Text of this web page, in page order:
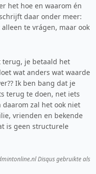
het hoe en waarom én
daar onder meer:
te vrágen, maar ook
terug, je betaald het
wat anders wat waarde
Ik ben bang dat je
terug te doen, net iets
zal het ook niet
vrienden en bekende
is geen structurele
Disqus gebruikte als